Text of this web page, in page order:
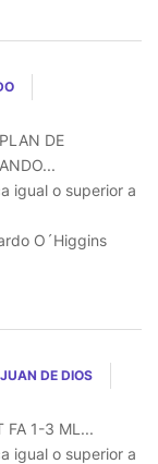
DE
igual o superior a
O´Higgins
DE DIOS
FA 1-3 ML...
igual o superior a